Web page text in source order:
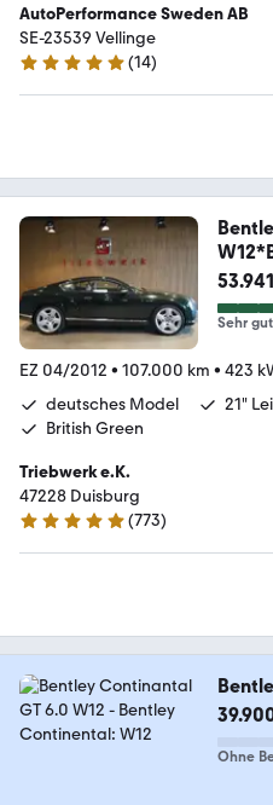
AutoPerformance Sweden AB
SE-23539 Vellinge
4.8 Sterne
(14)
Sehr
EZ 04/2012 • 107.000 km • 423
deutsches Model
21"
British Green
Triebwerk e.K.
47228 Duisburg
4.9 Sterne
(773)
Ohne